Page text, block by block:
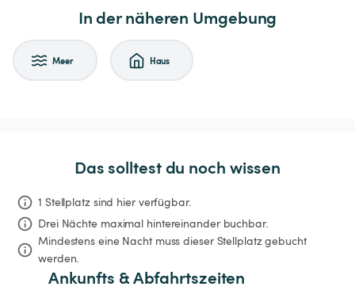
In der näheren Umgebung
Meer Haus
Das solltest du noch wissen
1 Stellplatz sind hier verfügbar.
Drei Nächte maximal hintereinander buchbar.
Mindestens eine Nacht muss dieser Stellplatz gebucht
werden.
Ankunfts & Abfahrtszeiten